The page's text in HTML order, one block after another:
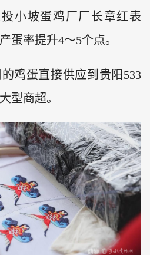
小坡蛋鸡厂厂长章红表
蛋率提升4～5个点。
鸡蛋直接供应到贵阳533
型商超。